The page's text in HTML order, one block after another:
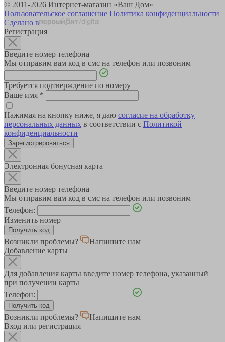
© 2011-2026 Интернет-магазин «Ваш Дом»
Пользовательское соглашение Политика конфиденциальности
Сделано в
Регистрация
Введите номер телефона
Мы отправим вам код в смс на телефон или позвоним
Требуется подтверждение по номеру
Ваше имя *
Нажимая на кнопку ниже, я даю согласие на обработку
персональных данных в соответствии с Политикой
конфиденциальности
Зарегистрироваться
Электронная бонусная карта
Введите номер телефона
Мы отправим вам код в смс на телефон или позвоним
Телефон:
Изменить номер
Возникли проблемы?
Напишите нам
Добавление карты
Для добавления карты введите номер телефона, указанный
при получении карты
Телефон:
Возникли проблемы?
Напишите нам
Вход или регистрация